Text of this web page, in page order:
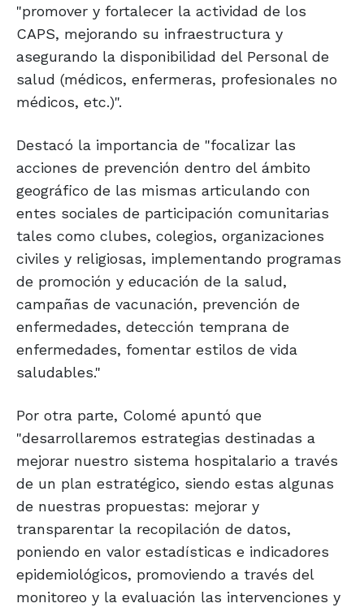
"promover y fortalecer la actividad de los
CAPS, mejorando su infraestructura y
asegurando la disponibilidad del Personal de
salud (médicos, enfermeras, profesionales no
médicos, etc.)".
Destacó la importancia de "focalizar las
acciones de prevención dentro del ámbito
geográfico de las mismas articulando con
entes sociales de participación comunitarias
tales como clubes, colegios, organizaciones
civiles y religiosas, implementando programas
de promoción y educación de la salud,
campañas de vacunación, prevención de
enfermedades, detección temprana de
enfermedades, fomentar estilos de vida
saludables."
Por otra parte, Colomé apuntó que
"desarrollaremos estrategias destinadas a
mejorar nuestro sistema hospitalario a través
de un plan estratégico, siendo estas algunas
de nuestras propuestas: mejorar y
transparentar la recopilación de datos,
poniendo en valor estadísticas e indicadores
epidemiológicos, promoviendo a través del
monitoreo y la evaluación las intervenciones y